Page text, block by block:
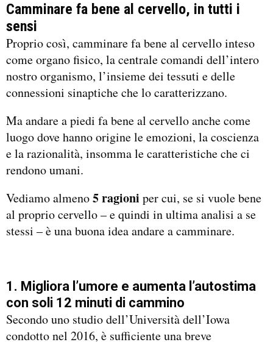
Camminare fa bene al cervello, in tutti i
sensi
Proprio così, camminare fa bene al cervello inteso
come organo fisico, la centrale comandi dell’intero
nostro organismo, l’insieme dei tessuti e delle
connessioni sinaptiche che lo caratterizzano.
Ma andare a piedi fa bene al cervello anche come
luogo dove hanno origine le emozioni, la coscienza
e la razionalità, insomma le caratteristiche che ci
rendono umani.
Vediamo almeno5 ragioni per cui, se si vuole bene
al proprio cervello – e quindi in ultima analisi a se
stessi – è una buona idea andare a camminare.
1. Migliora l’umore e aumenta l’autostima
con soli 12 minuti di cammino
Secondo uno studio dell’Università dell’Iowa
condotto nel 2016, è sufficiente una breve